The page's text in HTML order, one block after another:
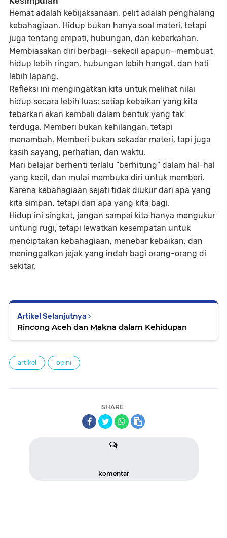
Hemat adalah kebijaksanaan, pelit adalah penghalang
kebahagiaan. Hidup bukan hanya soal materi, tetapi
juga tentang empati, hubungan, dan keberkahan.
Membiasakan diri berbagi—sekecil apapun—membuat
hidup lebih ringan, hubungan lebih hangat, dan hati
lebih lapang.
Refleksi ini mengingatkan kita untuk melihat nilai
hidup secara lebih luas: setiap kebaikan yang kita
tebarkan akan kembali dalam bentuk yang tak
terduga. Memberi bukan kehilangan, tetapi
menambah. Memberi bukan sekadar materi, tapi juga
kasih sayang, perhatian, dan waktu.
Mari belajar berhenti terlalu “berhitung” dalam hal-hal
yang kecil, dan mulai membuka diri untuk memberi.
Karena kebahagiaan sejati tidak diukur dari apa yang
kita simpan, tetapi dari apa yang kita bagi.
Hidup ini singkat, jangan sampai kita hanya mengukur
untung rugi, tetapi lewatkan kesempatan untuk
menciptakan kebahagiaan, menebar kebaikan, dan
meninggalkan jejak yang indah bagi orang-orang di
sekitar.
Artikel Selanjutnya
Rincong Aceh dan Makna dalam Kehidupan
artikel opini
SHARE
komentar